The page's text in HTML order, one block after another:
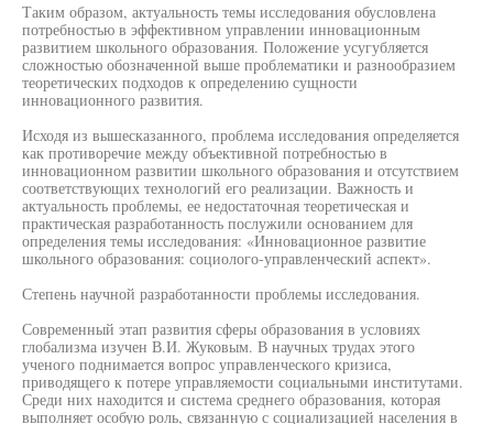
Таким образом, актуальность темы исследования обусловлена
потребностью в эффективном управлении инновационным
развитием школьного образования. Положение усугубляется
сложностью обозначенной выше проблематики и разнообразием
теоретических подходов к определению сущности
инновационного развития.
Исходя из вышесказанного, проблема исследования определяется
как противоречие между объективной потребностью в
инновационном развитии школьного образования и отсутствием
соответствующих технологий его реализации. Важность и
актуальность проблемы, ее недостаточная теоретическая и
практическая разработанность послужили основанием для
определения темы исследования: «Инновационное развитие
школьного образования: социолого-управленческий аспект».
Степень научной разработанности проблемы исследования.
Современный этап развития сферы образования в условиях
глобализма изучен В.И. Жуковым. В научных трудах этого
ученого поднимается вопрос управленческого кризиса,
приводящего к потере управляемости социальными институтами.
Среди них находится и система среднего образования, которая
выполняет особую роль, связанную с социализацией населения в